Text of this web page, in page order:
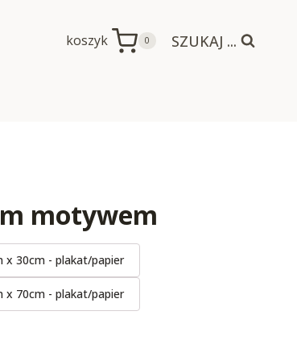
koszyk 0 SZUKAJ ...
motywem
x 30cm - plakat/papier
x 70cm - plakat/papier